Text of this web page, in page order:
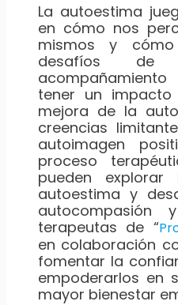
La autoestima
en cómo nos
mismos y
desafíos
tener un
mejora de la
creencias
autoimagen
proceso
pueden
autoestima y
autocompasión
terapeutas de “
en colaboración
fomentar la
empoderarlos en
mayor bienestar